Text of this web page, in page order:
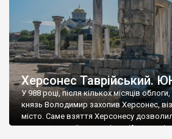
Херсонес Таврійський.
У 988 році, після кількох місяців
князь Володимир захопив Херсонес,
місто. Саме взяття Херсонесу
диктувати свої умови візантійському